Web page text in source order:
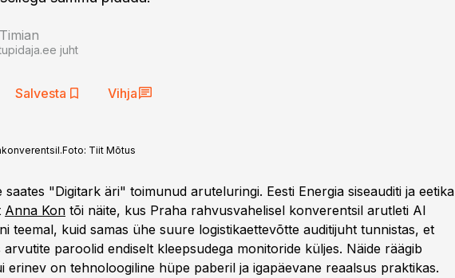
juht
Salvesta Vihja
Foto: Tiit Mõtus
saates "Digitark äri" toimunud aruteluringi. Eesti Energia siseauditi ja eetika
Anna Kon tõi näite, kus Praha rahvusvahelisel konverentsil arutleti AI
teemal, kuid samas ühe suure logistikaettevõtte auditijuht tunnistas, et
arvutite paroolid endiselt kleepsudega monitoride küljes. Näide räägib
erinev on tehnoloogiline hüpe paberil ja igapäevane reaalsus praktikas.